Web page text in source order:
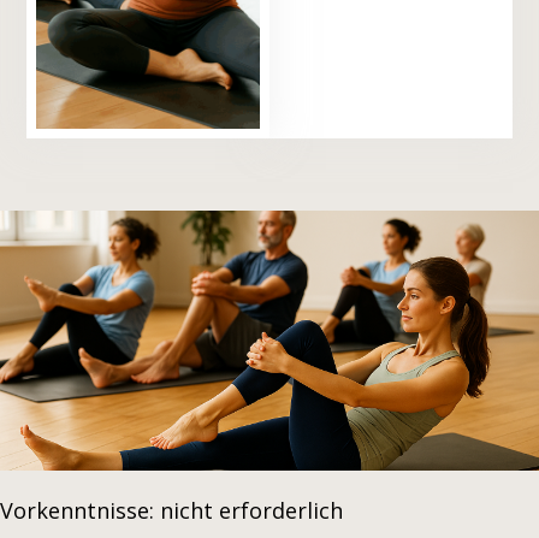
Vorkenntnisse: nicht erforderlich